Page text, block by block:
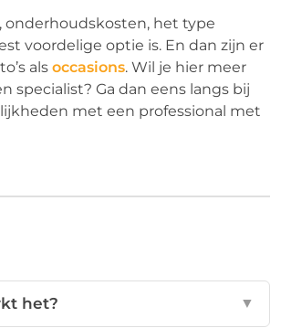
onderhoudskosten, het type
voordelige optie is. En dan zijn er
als occasions. Wil je hier meer
specialist? Ga dan eens langs bij
met een professional met
het? ▼